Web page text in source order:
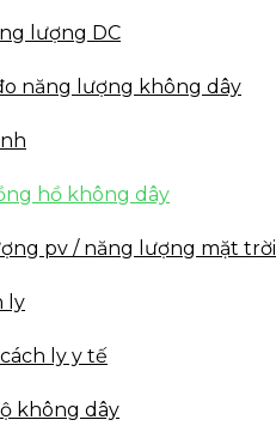
lượng DC
năng lượng không dây
hồ không dây
pv / năng lượng mặt trời
ly
ly y tế
không dây